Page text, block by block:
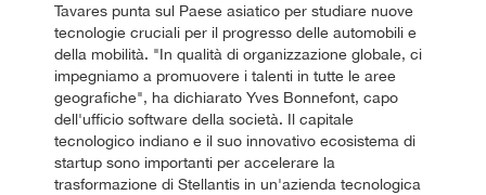
Tavares punta sul Paese asiatico per studiare nuove
tecnologie cruciali per il progresso delle automobili e
della mobilità. "In qualità di organizzazione globale, ci
impegniamo a promuovere i talenti in tutte le aree
geografiche", ha dichiarato Yves Bonnefont, capo
dell'ufficio software della società. Il capitale
tecnologico indiano e il suo innovativo ecosistema di
startup sono importanti per accelerare la
trasformazione di Stellantis in un'azienda tecnologica